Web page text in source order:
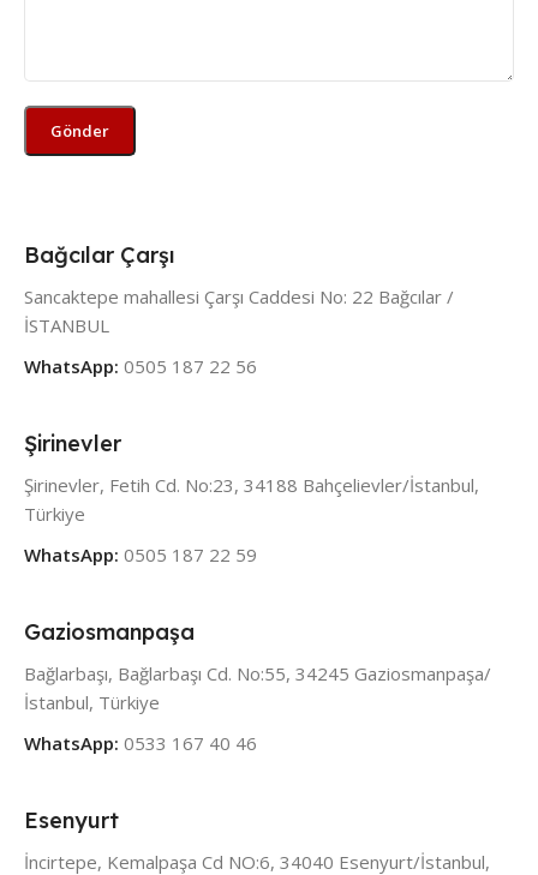
Bağcılar Çarşı
Sancaktepe mahallesi Çarşı Caddesi No: 22 Bağcılar /
İSTANBUL
WhatsApp: 0505 187 22 56
Şirinevler
Şirinevler, Fetih Cd. No:23, 34188 Bahçelievler/İstanbul,
Türkiye
WhatsApp: 0505 187 22 59
Gaziosmanpaşa
Bağlarbaşı, Bağlarbaşı Cd. No:55, 34245 Gaziosmanpaşa/
İstanbul, Türkiye
WhatsApp: 0533 167 40 46
Esenyurt
İncirtepe, Kemalpaşa Cd NO:6, 34040 Esenyurt/İstanbul,